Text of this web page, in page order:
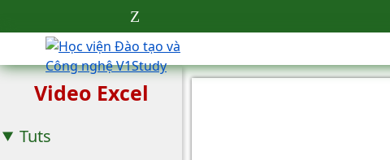
Video Excel
Tuts